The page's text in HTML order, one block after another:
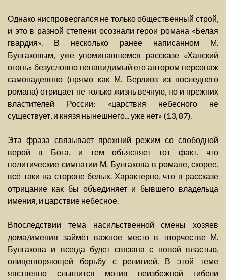
Однако ниспровергался не только общественный строй,
и это в разной степени осознали герои романа «Белая
гвардия». В несколько ранее написанном М.
Булгаковым, уже упоминавшемся рассказе «Ханский
огонь» безусловно ненавидимый его автором персонаж
самонадеянно (прямо как М. Берлиоз из последнего
романа) отрицает не только жизнь вечную, но и прежних
властителей России: «царствия небесного не
существует, и князя нынешнего... уже нет» (13, 87).
Эта фраза связывает прежний режим со свободной
верой в Бога, и тем объясняет тот факт, что
политические симпатии М. Булгакова в романе, скорее,
всё-таки на стороне белых. Характерно, что в рассказе
отрицание как бы объединяет и бывшего владельца
имения, и царствие небесное.
Впоследствии тема насильственной смены хозяев
дома/имения займёт важное место в творчестве М.
Булгакова и всегда будет связана с новой властью,
олицетворяющей борьбу с религией. В этой теме
явственно слышится мотив неизбежной гибели